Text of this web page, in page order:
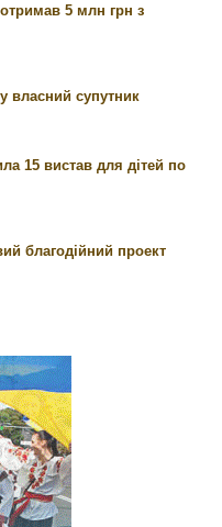
5 млн грн з
власний супутник
15 вистав для дітей по
благодійний проект